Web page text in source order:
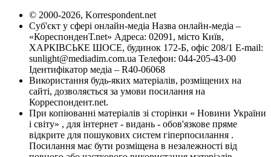
© 2000-2026, Korrespondent.net
Суб'єкт у сфері онлайн-медіа Назва онлайн-медіа –
«КореспонденТ.net» Адреса: 02091, місто Київ,
ХАРКІВСЬКЕ ШОСЕ, будинок 172-Б, офіс 208/1 E-mail:
sunlight@mediadim.com.ua Телефон: 044-205-43-00
Ідентифікатор медіа – R40-06068
Використання будь-яких матеріалів, розміщених на
сайті, дозволяється за умови посилання на
Корреспондент.net.
При копіюванні матеріалів зі сторінки « Новини України
і світу» , для інтернет - видань - обов'язкове пряме
відкрите для пошукових систем гіперпосилання .
Посилання має бути розміщена в незалежності від